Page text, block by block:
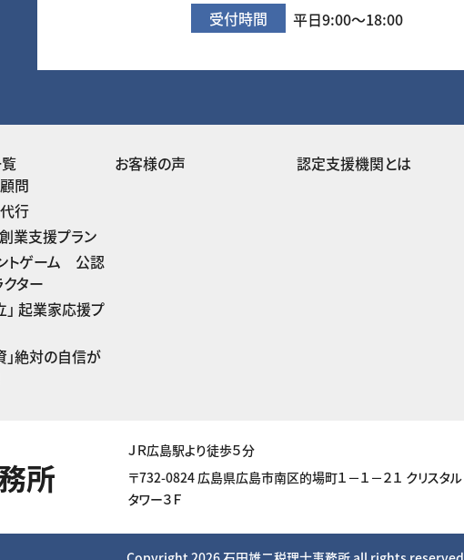
受付時間 平日9:00～18:00
問
行
業支援プラン
トゲーム 公認
クター
」 起業家応援プ
」絶対の自信が
！
お客様の声 認定支援機関とは
所
ＪＲ広島駅より徒歩５分
〒732-0824 広島県広島市南区的場町１－１－２１ クリスタル
タワー３Ｆ